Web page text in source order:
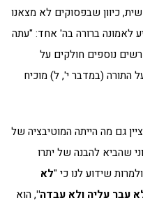
כיוון שבפסוקים לא מצאנו
לאמונה ברורה בה' אחד: "עתה
נוספים חולקים על
התורה (במדבר י', ל) מוכיח
גם מה הייתה המוטיבציה של
שהביא להבנה של יתרו
שידוע לנו כי "לא
עבר עליה ולא עבדה", הוא